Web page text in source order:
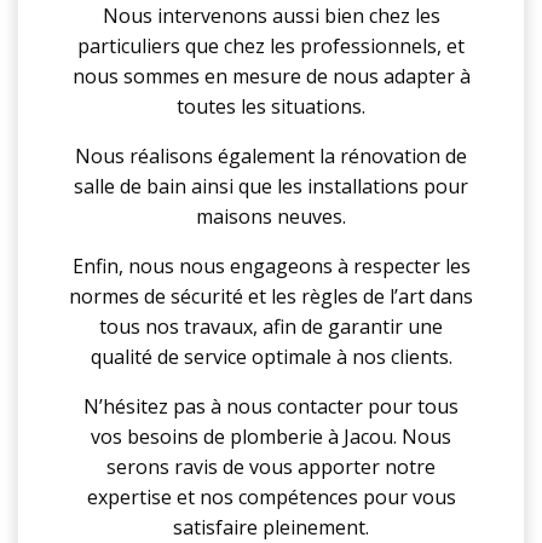
Nous intervenons aussi bien chez les
particuliers que chez les professionnels, et
nous sommes en mesure de nous adapter à
toutes les situations.
Nous réalisons également la rénovation de
salle de bain ainsi que les installations pour
maisons neuves.
Enfin, nous nous engageons à respecter les
normes de sécurité et les règles de l’art dans
tous nos travaux, afin de garantir une
qualité de service optimale à nos clients.
N’hésitez pas à nous contacter pour tous
vos besoins de plomberie à Jacou. Nous
serons ravis de vous apporter notre
expertise et nos compétences pour vous
satisfaire pleinement.